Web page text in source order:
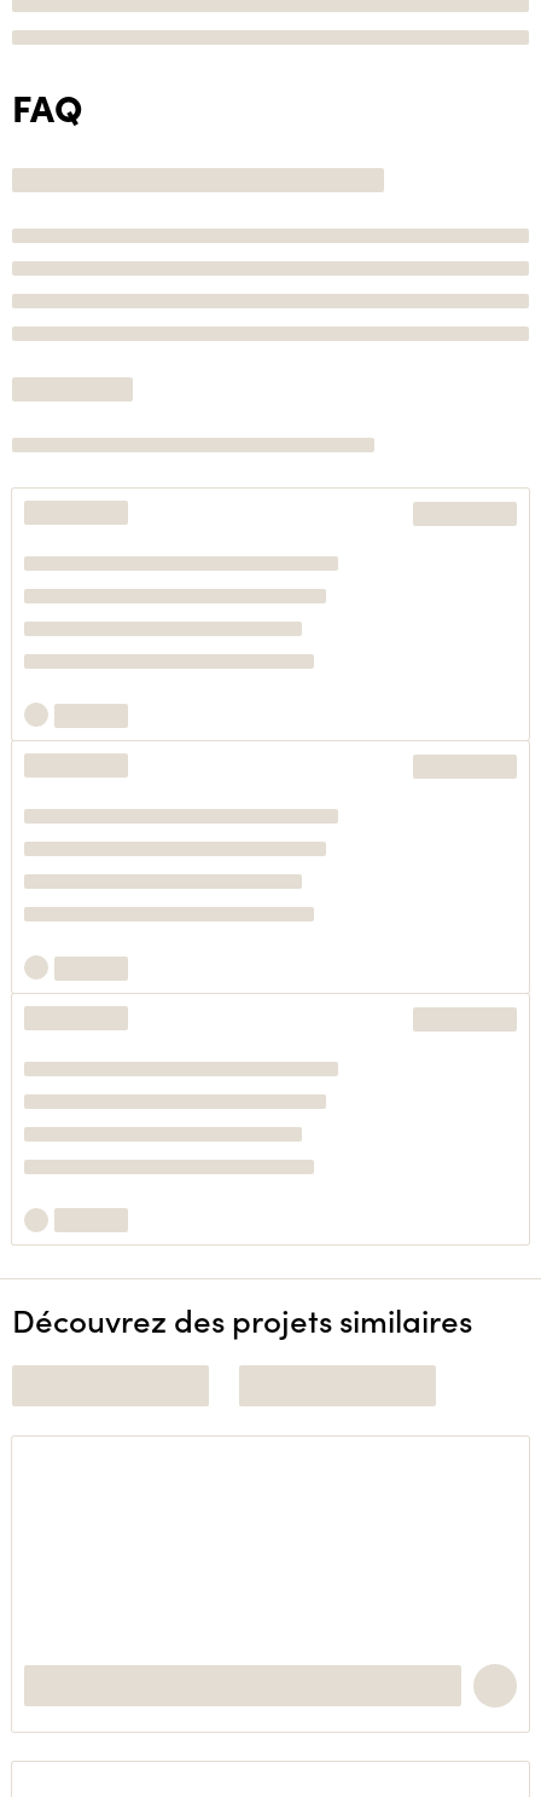
FAQ
Découvrez des projets similaires